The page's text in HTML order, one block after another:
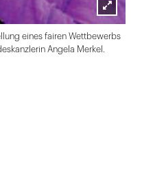
Lightbox
öffnen
eines fairen Wettbewerbs
Angela Merkel.